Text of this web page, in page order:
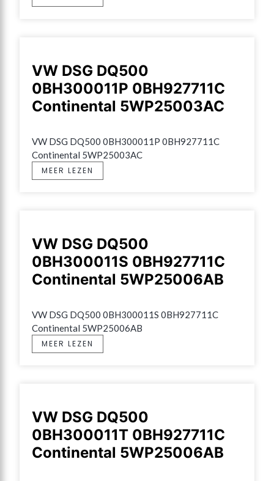
VW DSG DQ500
0BH300011P 0BH927711C
Continental 5WP25003AC
VW DSG DQ500 0BH300011P 0BH927711C
Continental 5WP25003AC
MEER LEZEN
VW DSG DQ500
0BH300011S 0BH927711C
Continental 5WP25006AB
VW DSG DQ500 0BH300011S 0BH927711C
Continental 5WP25006AB
MEER LEZEN
VW DSG DQ500
0BH300011T 0BH927711C
Continental 5WP25006AB